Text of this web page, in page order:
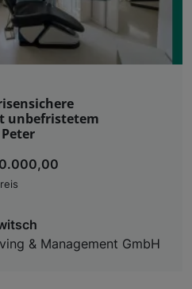
unbefristetem
& Management GmbH